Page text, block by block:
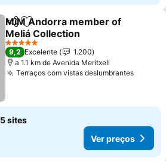
PartilharAdicionar aos favoritos
MiM Andorra member of
Meliá Collection
Ver preços
5 Estrelas
9,2 Excelente
1.200
a 1.1 km de Avenida Meritxell
Terraços com vistas deslumbrantesVer
5 sites
Ver preços